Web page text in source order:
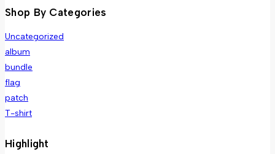
Shop By Categories
Uncategorized
album
bundle
flag
patch
T-shirt
Highlight